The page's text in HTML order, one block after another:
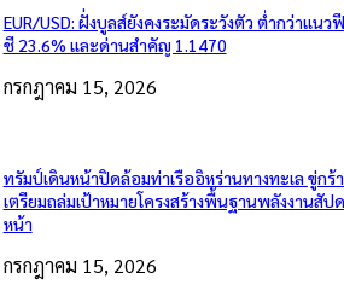
EUR/USD: ฝั่งบูลส์ยังคงระมัดระวังตัว ต่ำกว่าแนว
ชี 23.6% และด่านสำคัญ 1.1470
กรกฎาคม 15, 2026
ทรัมป์เดินหน้าปิดล้อมท่าเรืออิหร่านทางทะเล ขู่กร้
เตรียมถล่มเป้าหมายโครงสร้างพื้นฐานพลังงานสัป
หน้า
กรกฎาคม 15, 2026